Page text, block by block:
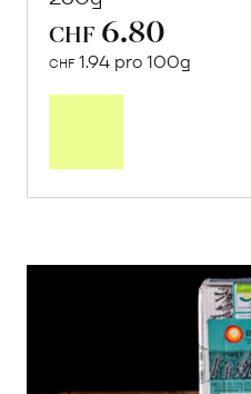
CHF 6.80
CHF 1.94 pro 100g